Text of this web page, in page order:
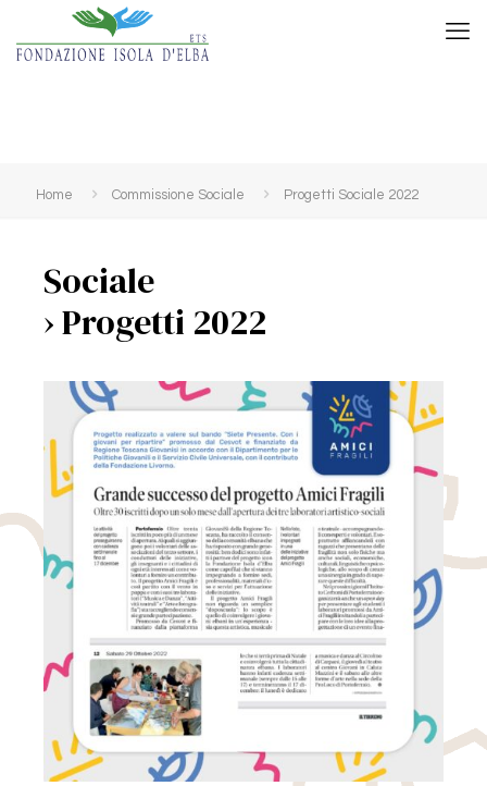
Home Commissione Sociale Progetti Sociale 2022
Sociale
› Progetti 2022